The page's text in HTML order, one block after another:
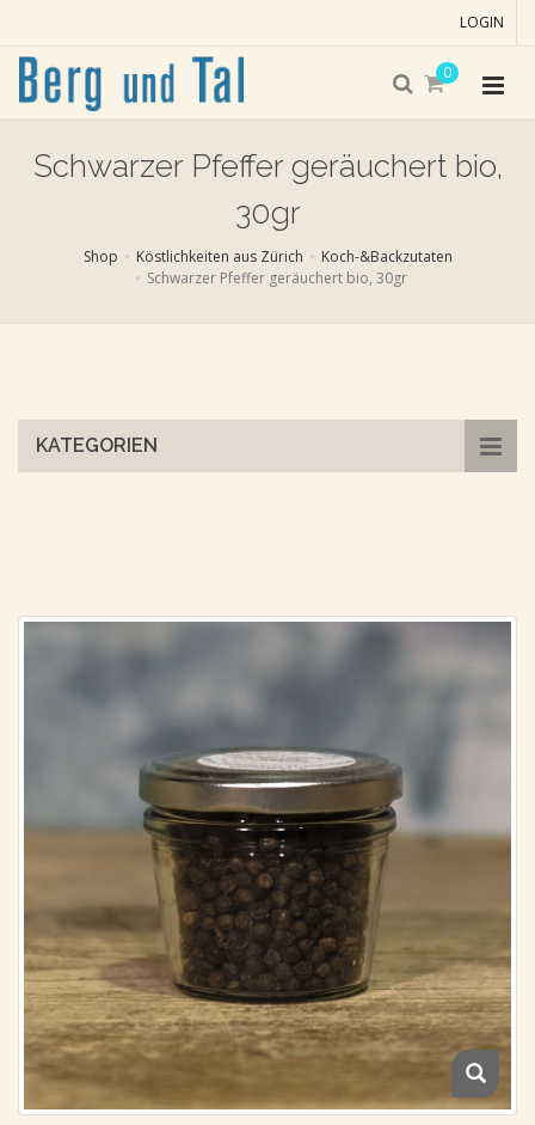
LOGIN
0
Schwarzer Pfeffer geräuchert bio,
30gr
Shop Köstlichkeiten aus Zürich
Koch-&Backzutaten
Schwarzer Pfeffer geräuchert bio, 30gr
KATEGORIEN